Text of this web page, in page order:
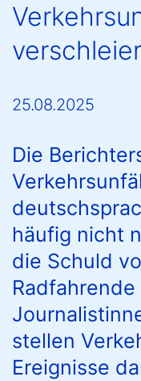
25.08.2025
Die
häufig nicht
die Schuld
stellen
Ereignisse